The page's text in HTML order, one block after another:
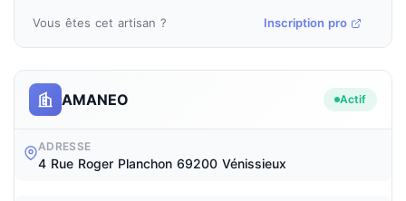
Vous êtes cet artisan ? Inscription pro
AMANEO Actif
ADRESSE
4 Rue Roger Planchon 69200 Vénissieux